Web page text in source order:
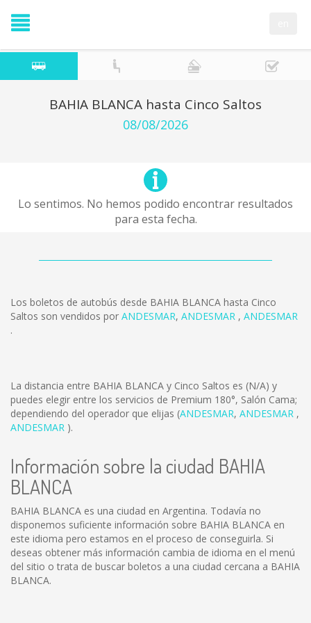
BAHIA BLANCA hasta Cinco Saltos
08/08/2026
Lo sentimos. No hemos podido encontrar resultados
para esta fecha.
Los boletos de autobús desde BAHIA BLANCA hasta Cinco
Saltos son vendidos por ANDESMAR, ANDESMAR , ANDESMAR
.
La distancia entre BAHIA BLANCA y Cinco Saltos es (N/A) y
puedes elegir entre los servicios de Premium 180°, Salón Cama;
dependiendo del operador que elijas (ANDESMAR, ANDESMAR ,
ANDESMAR ).
Información sobre la ciudad BAHIA
BLANCA
BAHIA BLANCA es una ciudad en Argentina. Todavía no
disponemos suficiente información sobre BAHIA BLANCA en
este idioma pero estamos en el proceso de conseguirla. Si
deseas obtener más información cambia de idioma en el menú
del sitio o trata de buscar boletos a una ciudad cercana a BAHIA
BLANCA.